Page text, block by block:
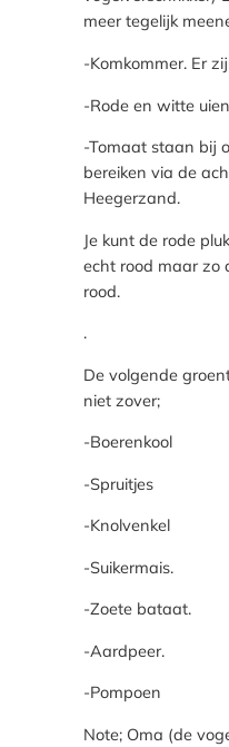
meer tegelijk
-Komkommer. Er
-Rode en witte
-Tomaat staan bij
bereiken via de
Heegerzand.
Je kunt de rode
echt rood maar zo
rood.
.
De volgende
niet zover;
-Boerenkool
-Spruitjes
-Knolvenkel
-Suikermais.
-Zoete bataat.
-Aardpeer.
-Pompoen
Note; Oma (de